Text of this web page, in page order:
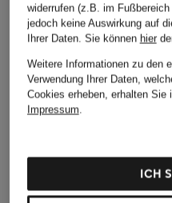
widerrufen (z.B. im
jedoch keine Auswirkung auf
Ihrer Daten. Sie können hier
Weitere Informationen zu den
Verwendung Ihrer Daten,
Cookies erheben, erhalten Sie
Impressum.
ICH